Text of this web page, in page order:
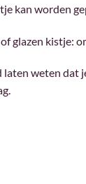
kan worden
glazen kistje:
laten weten dat